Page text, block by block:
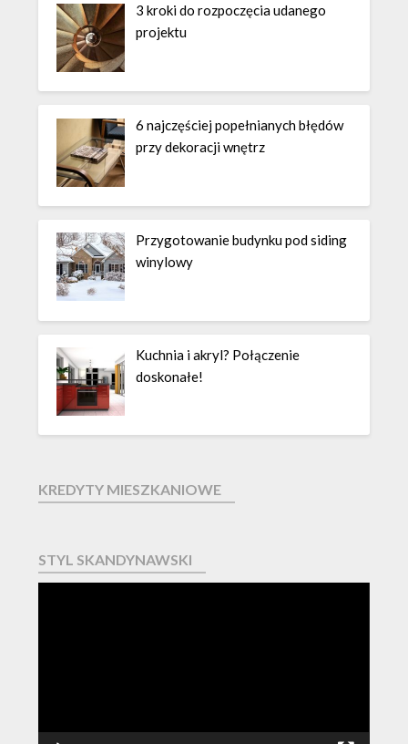
3 kroki do rozpoczęcia udanego
projektu
6 najczęściej popełnianych błędów
przy dekoracji wnętrz
Przygotowanie budynku pod siding
winylowy
Kuchnia i akryl? Połączenie
doskonałe!
KREDYTY MIESZKANIOWE
STYL SKANDYNAWSKI